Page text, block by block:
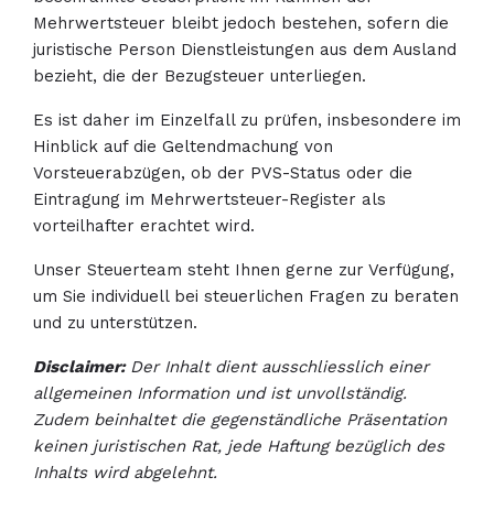
Mehrwertsteuer bleibt jedoch bestehen, sofern die
juristische Person Dienstleistungen aus dem Ausland
bezieht, die der Bezugsteuer unterliegen.
Es ist daher im Einzelfall zu prüfen, insbesondere im
Hinblick auf die Geltendmachung von
Vorsteuerabzügen, ob der PVS-Status oder die
Eintragung im Mehrwertsteuer-Register als
vorteilhafter erachtet wird.
Unser Steuerteam steht Ihnen gerne zur Verfügung,
um Sie individuell bei steuerlichen Fragen zu beraten
und zu unterstützen.
Disclaimer: Der Inhalt dient ausschliesslich einer
allgemeinen Information und ist unvollständig.
Zudem beinhaltet die gegenständliche Präsentation
keinen juristischen Rat, jede Haftung bezüglich des
Inhalts wird abgelehnt.